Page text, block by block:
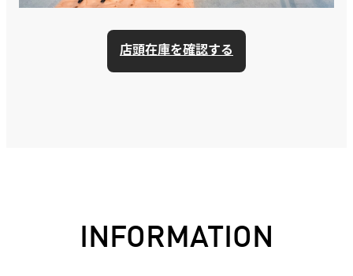
店頭在庫を確認する
INFORMATION